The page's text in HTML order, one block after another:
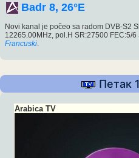
Badr 8, 26°E
Novi kanal je počeo sa radom DVB-S2
12265.00MHz, pol.H SR:27500 FEC:5/
Francuski
Петак
Arabica TV